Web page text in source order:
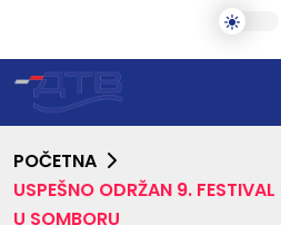
POČETNA
USPEŠNO ODRŽAN 9.
U SOMBORU